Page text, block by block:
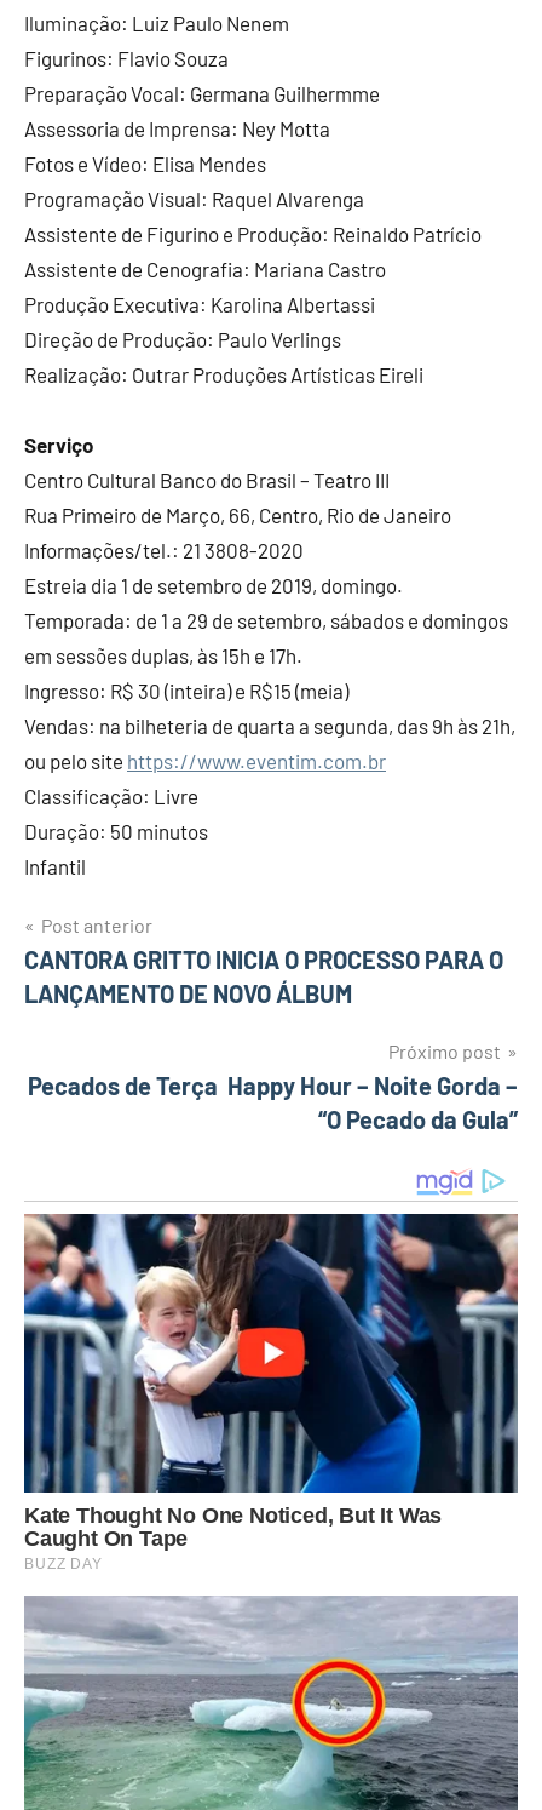
Iluminação: Luiz Paulo Nenem
Figurinos: Flavio Souza
Preparação Vocal: Germana Guilhermme
Assessoria de Imprensa: Ney Motta
Fotos e Vídeo: Elisa Mendes
Programação Visual: Raquel Alvarenga
Assistente de Figurino e Produção: Reinaldo Patrício
Assistente de Cenografia: Mariana Castro
Produção Executiva: Karolina Albertassi
Direção de Produção: Paulo Verlings
Realização: Outrar Produções Artísticas Eireli
Serviço
Centro Cultural Banco do Brasil – Teatro III
Rua Primeiro de Março, 66, Centro, Rio de Janeiro
Informações/tel.: 21 3808-2020
Estreia dia 1 de setembro de 2019, domingo.
Temporada: de 1 a 29 de setembro, sábados e domingos
em sessões duplas, às 15h e 17h.
Ingresso: R$ 30 (inteira) e R$15 (meia)
Vendas: na bilheteria de quarta a segunda, das 9h às 21h,
ou pelo site https://www.eventim.com.br
Classificação: Livre
Duração: 50 minutos
Infantil
Navegação
de
Post anterior
CANTORA GRITTO INICIA O PROCESSO PARA O
LANÇAMENTO DE NOVO ÁLBUM
Próximo post
Pecados de Terça Happy Hour – Noite Gorda –
“O Pecado da Gula”